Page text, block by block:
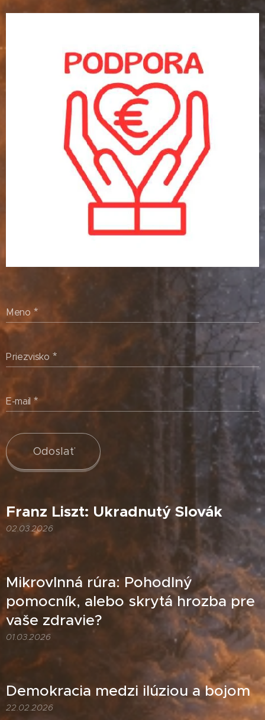
Meno
Priezvisko
E-mail
Odoslať
Franz Liszt: Ukradnutý Slovák
02.03.2026
Mikrovlnná rúra: Pohodlný
pomocník, alebo skrytá hrozba pre
vaše zdravie?
01.03.2026
Demokracia medzi ilúziou a bojom
22.02.2026